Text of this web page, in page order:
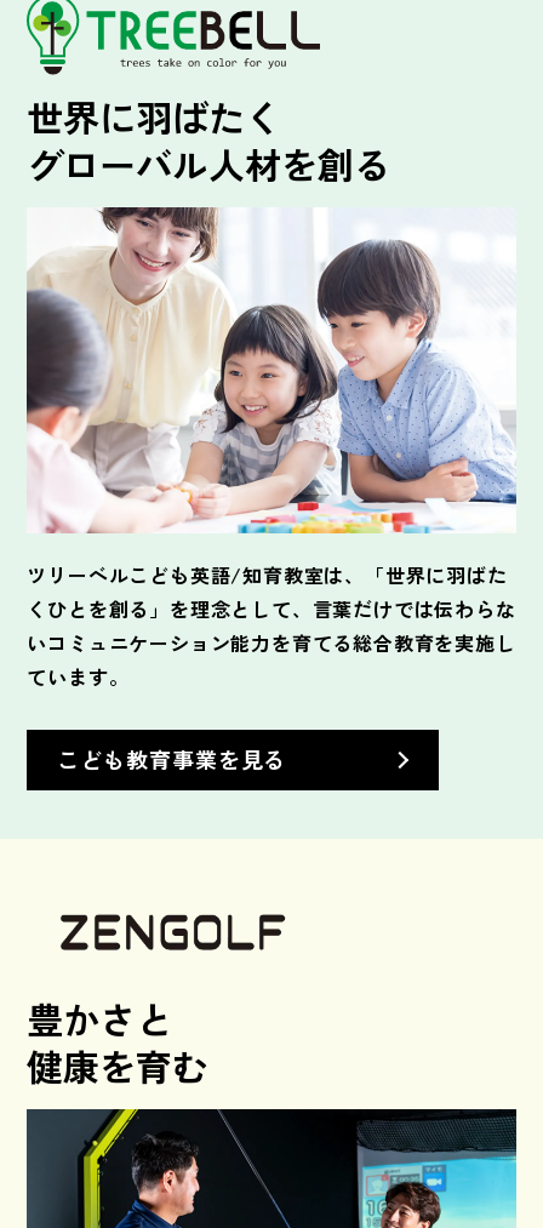
世界に羽ばたく
グローバル人材を創る
ツリーベルこども英語/知育教室は、
「世界に羽ばた
くひとを創る」を理念として、 言葉だけでは伝わらな
いコミュニケーション能力を育てる総合教育を実施し
ています。
こども教育事業を見る
豊かさと
健康を育む